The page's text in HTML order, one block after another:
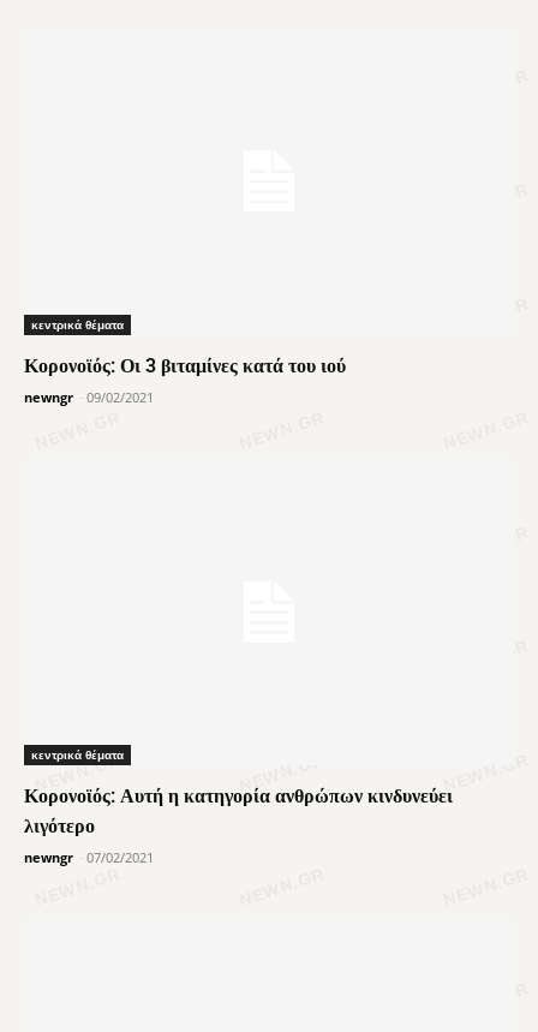
κεντρικά θέματα
Κορονοϊός: Οι 3 βιταμίνες κατά του ιού
newngr - 09/02/2021
κεντρικά θέματα
Κορονοϊός: Αυτή η κατηγορία ανθρώπων κινδυνεύει
λιγότερο
newngr - 07/02/2021